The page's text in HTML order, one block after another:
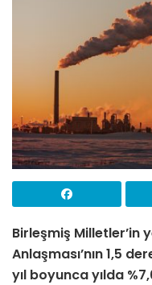
Birleşmiş Milletler’in
Anlaşması’nın 1,5
yıl boyunca yılda